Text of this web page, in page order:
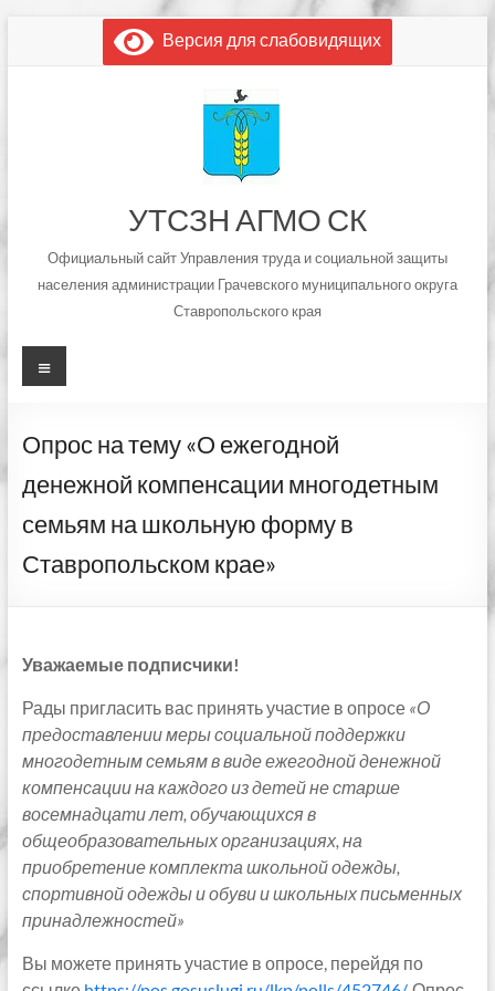
содержимому
Версия для слабовидящих
УТСЗН АГМО СК
Официальный сайт Управления труда и социальной защиты
населения администрации Грачевского муниципального округа
Ставропольского края
Меню
Опрос на тему «О ежегодной
денежной компенсации многодетным
семьям на школьную форму в
Ставропольском крае»
Уважаемые подписчики!
Рады пригласить вас принять участие в опросе «О
предоставлении меры социальной поддержки
многодетным семьям в виде ежегодной денежной
компенсации на каждого из детей не старше
восемнадцати лет, обучающихся в
общеобразовательных организациях, на
приобретение комплекта школьной одежды,
спортивной одежды и обуви и школьных письменных
принадлежностей»
Вы можете принять участие в опросе, перейдя по